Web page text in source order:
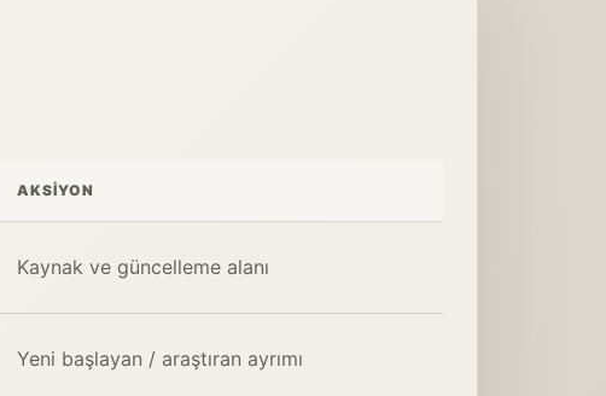
AKSIYON
Kaynak ve güncelleme alanı
Yeni başlayan / araştıran ayrımı